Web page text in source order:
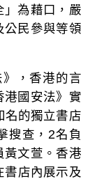
」為藉口，嚴
公民參與等領
，香港的言
港國安法》實
名的獨立書店
搜查，2名負
黃文萱。香港
書店內展示及